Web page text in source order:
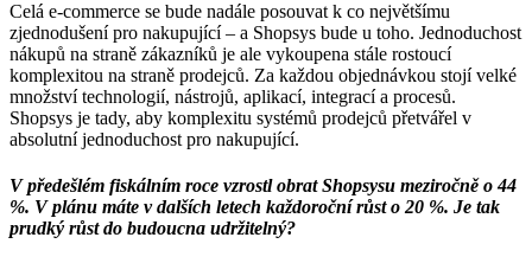
Celá e-commerce se bude nadále posouvat k co největšímu
zjednodušení pro nakupující – a Shopsys bude u toho. Jednoduchost
nákupů na straně zákazníků je ale vykoupena stále rostoucí
komplexitou na straně prodejců. Za každou objednávkou stojí velké
množství technologií, nástrojů, aplikací, integrací a procesů.
Shopsys je tady, aby komplexitu systémů prodejců přetvářel v
absolutní jednoduchost pro nakupující.
V předešlém fiskálním roce vzrostl obrat Shopsysu meziročně o 44
%. V plánu máte v dalších letech každoroční růst o 20 %. Je tak
prudký růst do budoucna udržitelný?